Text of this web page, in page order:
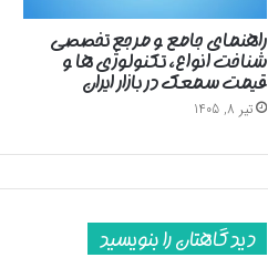
راهنمای جامع و مرجع تخصصی
شناخت انواع، تکنولوژی ها و
قیمت سمعک در بازار ایران
تیر 8, 1405
دیدگاهتان را بنویسید